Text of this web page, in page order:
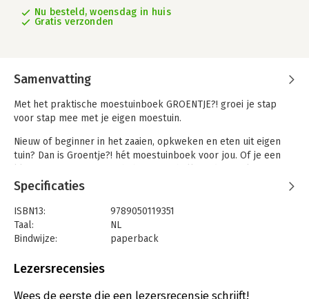
Nu besteld, woensdag in huis
Gratis verzonden
Samenvatting
Met het praktische moestuinboek GROENTJE?! groei je stap
voor stap mee met je eigen moestuin.
Nieuw of beginner in het zaaien, opkweken en eten uit eigen
tuin? Dan is Groentje?! hét moestuinboek voor jou. Of je een
groenten, kruiden of fruit laten groeien kan iedereen. In
Groentje?! nemen de auteurs de beginnende moestuinier aan
de hand mee op basis van hun eigen successen en
mislukkingen.
In dit boek vind je precies díe basiskennis die het verschil
maakt bij het kweken en verzorgen van je planten en het
verwerken van je oogst. Het boek is opgedeeld per maand en
gaat in op allerlei onderwerpen, van voorzaaien tot een
Specificaties
ISBN13:
9789050119351
Taal:
NL
Bindwijze:
paperback
Uitgever:
Verschijningsdatum:
8-2-2024
Lezersrecensies
Wees de eerste die een lezersrecensie schrijft!